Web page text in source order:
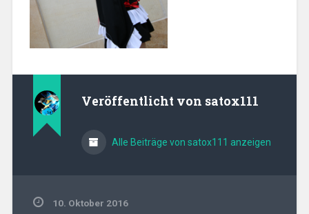
Veröffentlicht von satox111
Alle Beiträge von satox111 anzeigen
10. Oktober 2016